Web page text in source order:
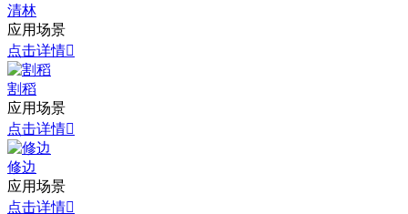
清林
应用场景
点击详情
割稻
应用场景
点击详情
修边
应用场景
点击详情